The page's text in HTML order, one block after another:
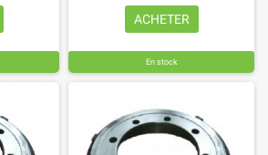
ACHETER
En stock